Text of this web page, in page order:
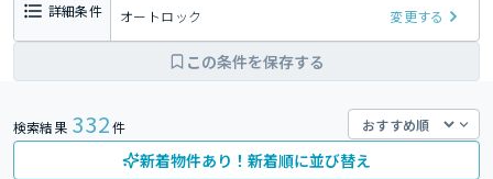
詳細条件 オートロック 変更する
この条件を保存する
検索結果 332件
新着物件あり！新着順に並び替え